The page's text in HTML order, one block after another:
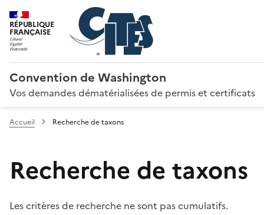
RÉPUBLIQUE
FRANÇAISE
Convention de Washington
Vos demandes dématérialisées de permis et certificats
Accueil Recherche de taxons
Recherche de taxons
Les critères de recherche ne sont pas cumulatifs.